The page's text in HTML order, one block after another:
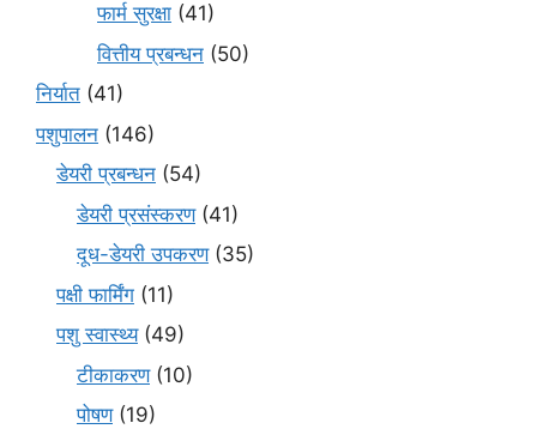
फार्म सुरक्षा (41)
वित्तीय प्रबन्धन (50)
निर्यात (41)
पशुपालन (146)
डेयरी प्रबन्धन (54)
डेयरी प्रसंस्करण(41)
दूध-डेयरी उपकरण(35)
पक्षी फार्मिंग (11)
पशु स्वास्थ्य(49)
टीकाकरण(10)
पोषण(19)